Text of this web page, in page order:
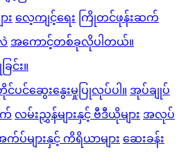
း လေ့ကျင့်ရေး ကြိုတင်ဖုန်းဆက်
အကောင့်တစ်ခုလိုပါတယ်။
ြင်း။
င်ပင်ဆွေးနွေးမှုပြုလုပ်ပါ။ အုပ်ချုပ်
က် လမ်းညွှန်များနှင့် ဗီဒီယိုများ အလုပ်
က်ပ်များနှင့် ကိရိယာများ ဆေးခန်း